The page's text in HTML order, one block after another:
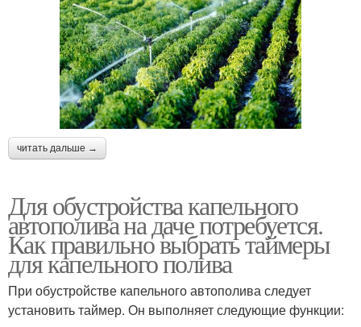
читать дальше →
Для обустройства капельного
автополива на даче потребуется.
Как правильно выбрать таймеры
для капельного полива
При обустройстве капельного автополива следует
установить таймер. Он выполняет следующие функции: